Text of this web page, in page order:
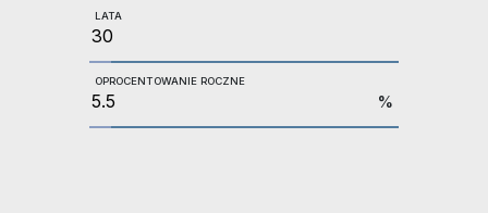
LATA
OPROCENTOWANIE ROCZNE
%